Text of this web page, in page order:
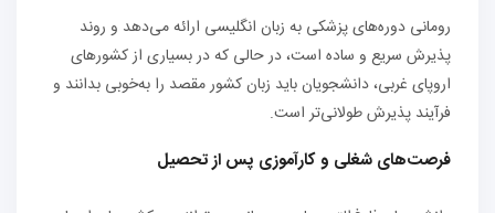
رومانی دوره‌های پزشکی به زبان انگلیسی ارائه می‌دهد و روند
پذیرش سریع و ساده است، در حالی که در بسیاری از کشورهای
اروپای غربی، دانشجویان باید زبان کشور مقصد را به‌خوبی بدانند و
فرآیند پذیرش طولانی‌تر است.
فرصت‌های شغلی و کارآموزی پس از تحصیل